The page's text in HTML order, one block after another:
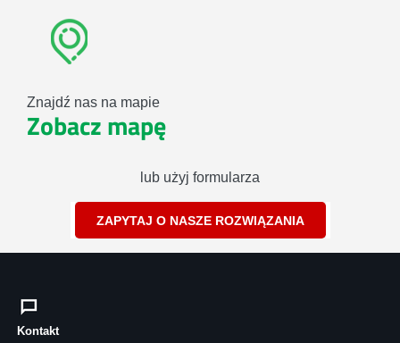
Znajdź nas na mapie
Zobacz mapę
lub użyj formularza
ZAPYTAJ O NASZE ROZWIĄZANIA
Kontakt